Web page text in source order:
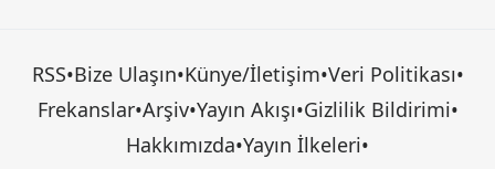
RSS•Bize Ulaşın•Künye/İletişim•Veri Politikası•
Frekanslar•Arşiv•Yayın Akışı•Gizlilik Bildirimi•
Hakkımızda•Yayın İlkeleri•